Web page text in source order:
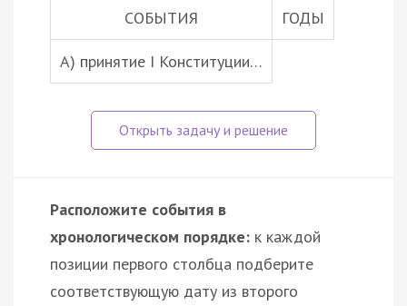
СОБЫТИЯ ГОДЫ
А) принятие I Конституции…
Расположите события в
хронологическом порядке: к каждой
позиции первого столбца подберите
соответствующую дату из второго